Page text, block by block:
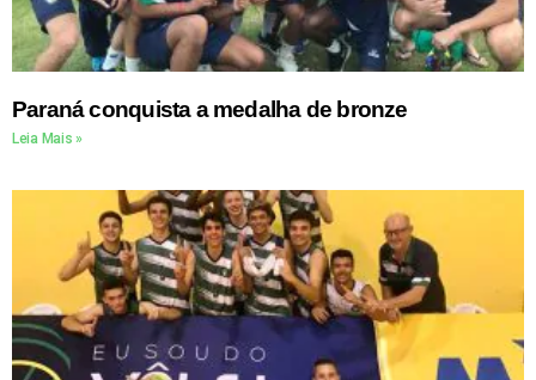
Paraná conquista a medalha de bronze
Leia Mais »